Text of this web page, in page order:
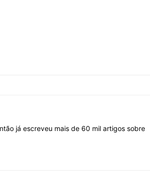
já escreveu mais de 60 mil artigos sobre